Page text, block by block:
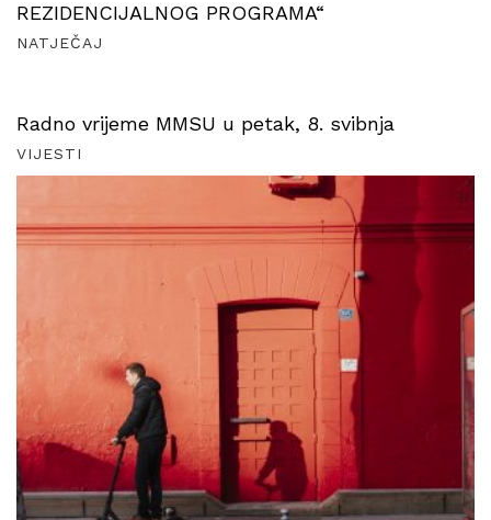
REZIDENCIJALNOG PROGRAMA“
NATJEČAJ
Radno vrijeme MMSU u petak, 8. svibnja
VIJESTI